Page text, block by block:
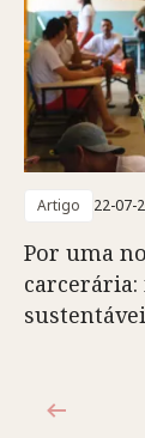
Artigo 22-07-
Por uma
carcerária: